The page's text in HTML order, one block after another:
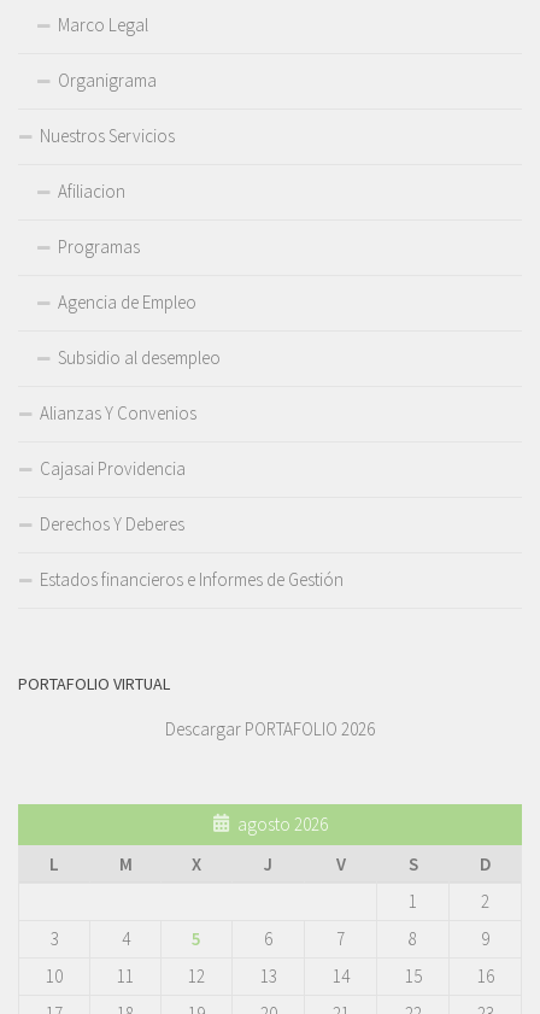
Marco Legal
Organigrama
Nuestros Servicios
Afiliacion
Programas
Agencia de Empleo
Subsidio al desempleo
Alianzas Y Convenios
Cajasai Providencia
Derechos Y Deberes
Estados financieros e Informes de Gestión
PORTAFOLIO VIRTUAL
Descargar PORTAFOLIO 2026
agosto 2026
L
M X J V S
D
1
2
3
4 5 6 7 8
9
10
11 12 13 14 15
16